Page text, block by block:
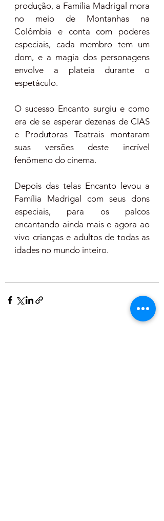
produção, a Família Madrigal mora
no meio de Montanhas na
Colômbia e conta com poderes
especiais, cada membro tem um
dom, e a magia dos personagens
envolve a plateia durante o
espetáculo.
O sucesso Encanto surgiu e como
era de se esperar dezenas de CIAS
e Produtoras Teatrais montaram
suas versões deste incrível
fenômeno do cinema.
Depois das telas Encanto levou a
Família Madrigal com seus dons
especiais, para os palcos
encantando ainda mais e agora ao
vivo crianças e adultos de todas as
idades no mundo inteiro.